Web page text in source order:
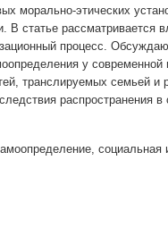
морально-этических
В статье рассматривается
процесс.
у
транслируемых семьей и
распространения
социальная